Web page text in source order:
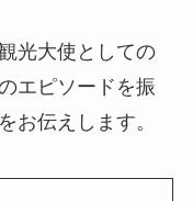
光大使としての
エピソードを振
お伝えします。